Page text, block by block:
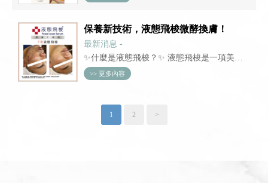
保養新技術，液態飛梭微酵換膚！
最新消息 -
✨什麼是液態飛梭？✨ 液態飛梭是一項美麗
的革新，巧妙結合了酸類和藻針的優勢，能
刺，而是從根本上改善肌膚問題，讓您的肌
膚重現光...
>> 更多內容
1 2 >